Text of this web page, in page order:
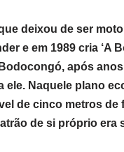
deixou de ser
e em 1989 cria ‘A
após
ele. Naquele plano
de cinco metros
de si próprio